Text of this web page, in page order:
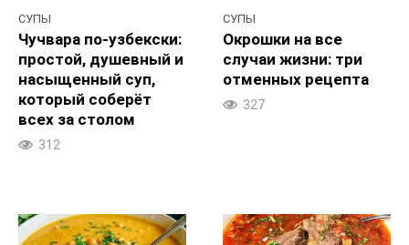
СУПЫ
Чучвара по-узбекски:
простой, душевный и
насыщенный суп,
который соберёт
всех за столом
312
СУПЫ
Окрошки на все
случаи жизни: три
отменных рецепта
327